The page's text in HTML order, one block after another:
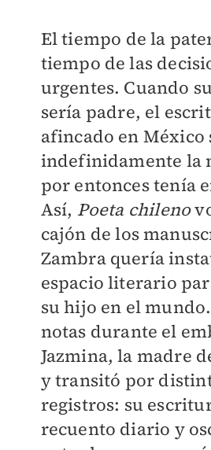
El tiempo de la
tiempo de las
urgentes. Cuando
sería padre, el
afincado en México
indefinidamente la
por entonces tenía
Así, Poeta chileno
cajón de los
Zambra quería
espacio literario
su hijo en el
notas durante el
Jazmina, la madre
y transitó por
registros: su
recuento diario y